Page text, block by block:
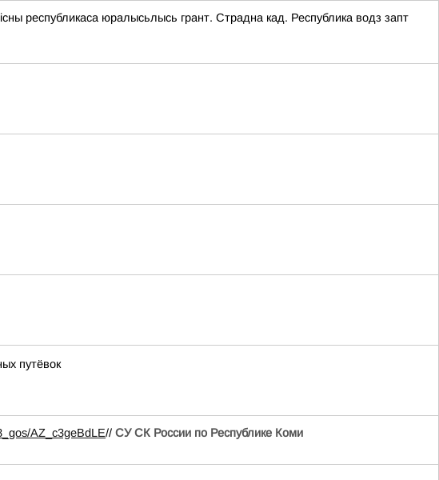
республикаса юралысьлысь грант. Страдна кад. Республика водз запт
путёвок
AZ_c3geBdLE// СУ СК России по Республике Коми